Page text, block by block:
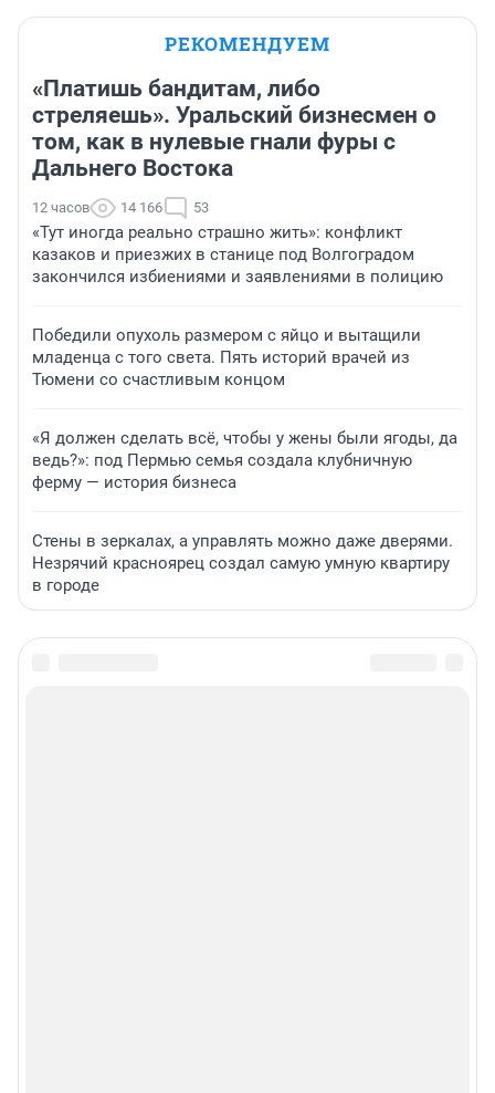
РЕКОМЕНДУЕМ
«Платишь бандитам, либо
стреляешь». Уральский бизнесмен о
том, как в нулевые гнали фуры с
Дальнего Востока
12 часов 14 166 53
«Тут иногда реально страшно жить»: конфликт
казаков и приезжих в станице под Волгоградом
закончился избиениями и заявлениями в полицию
Победили опухоль размером с яйцо и вытащили
младенца с того света. Пять историй врачей из
Тюмени со счастливым концом
«Я должен сделать всё, чтобы у жены были ягоды, да
ведь?»: под Пермью семья создала клубничную
ферму — история бизнеса
Стены в зеркалах, а управлять можно даже дверями.
Незрячий красноярец создал самую умную квартиру
в городе